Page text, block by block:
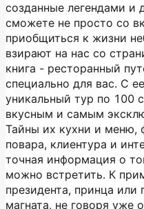
созданные легендами и
сможете не просто со
приобщиться к жизни
взирают на нас со
книга - ресторанный
специально для вас. С
уникальный тур по 100
вкусным и самым
Тайны их кухни и
повара, клиентура и
точная информация о
можно встретить. К
президента, принца или
магната, не говоря уже